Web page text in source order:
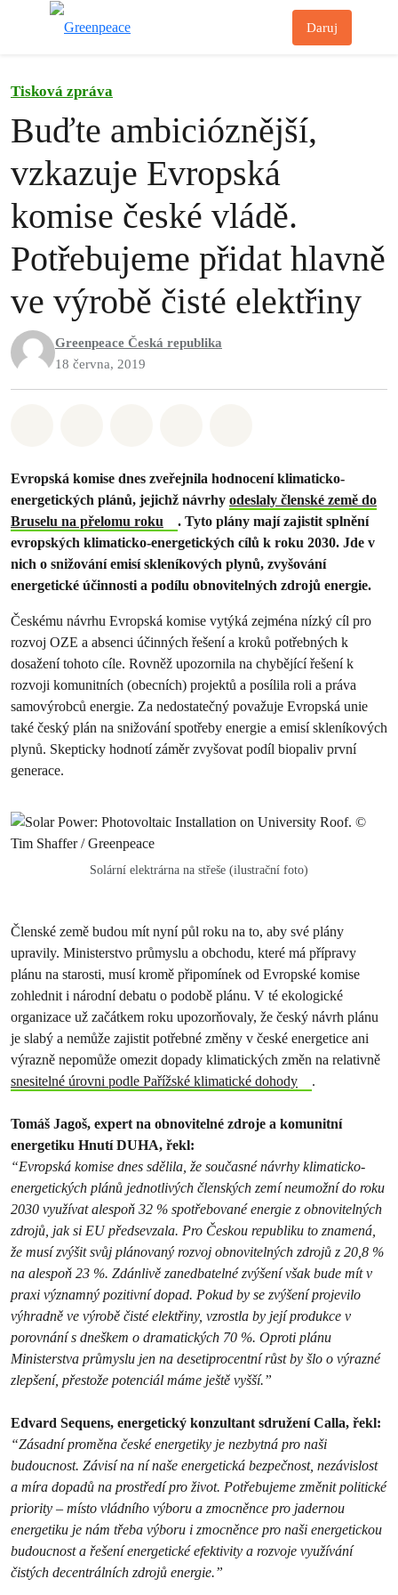
Daruj
Tisková zpráva
Buďte ambicióznější,
vzkazuje Evropská
komise české vládě.
Potřebujeme přidat hlavně
ve výrobě čisté elektřiny
Greenpeace Česká republika
18 června, 2019
Evropská komise dnes zveřejnila hodnocení klimaticko-
energetických plánů, jejichž návrhy odeslaly členské země do
Bruselu na přelomu roku
. Tyto plány mají zajistit splnění
evropských klimaticko-energetických cílů k roku 2030. Jde v
nich o snižování emisí skleníkových plynů, zvyšování
energetické účinnosti a podílu obnovitelných zdrojů energie.
Českému návrhu Evropská komise vytýká zejména nízký cíl pro
rozvoj OZE a absenci účinných řešení a kroků potřebných k
dosažení tohoto cíle. Rovněž upozornila na chybějící řešení k
rozvoji komunitních (obecních) projektů a posílila roli a práva
samovýrobců energie. Za nedostatečný považuje Evropská unie
také český plán na snižování spotřeby energie a emisí skleníkových
plynů. Skepticky hodnotí záměr zvyšovat podíl biopaliv první
generace.
Solární elektrárna na střeše (ilustrační foto)
Členské země budou mít nyní půl roku na to, aby své plány
upravily. Ministerstvo průmyslu a obchodu, které má přípravy
plánu na starosti, musí kromě připomínek od Evropské komise
zohlednit i národní debatu o podobě plánu. V té ekologické
organizace už začátkem roku upozorňovaly, že český návrh plánu
je slabý a nemůže zajistit potřebné změny v české energetice ani
výrazně nepomůže omezit dopady klimatických změn na relativně
snesitelné úrovni podle Pařížské klimatické dohody
.
Tomáš Jagoš, expert na obnovitelné zdroje a komunitní
energetiku Hnutí DUHA, řekl:
“Evropská komise dnes sdělila, že současné návrhy klimaticko-
energetických plánů jednotlivých členských zemí neumožní do roku
2030 využívat alespoň 32 % spotřebované energie z obnovitelných
zdrojů, jak si EU předsevzala. Pro Českou republiku to znamená,
že musí zvýšit svůj plánovaný rozvoj obnovitelných zdrojů z 20,8 %
na alespoň 23 %. Zdánlivě zanedbatelné zvýšení však bude mít v
praxi významný pozitivní dopad. Pokud by se zvýšení projevilo
výhradně ve výrobě čisté elektřiny, vzrostla by její produkce v
porovnání s dneškem o dramatických 70 %. Oproti plánu
Ministerstva průmyslu jen na desetiprocentní růst by šlo o výrazné
zlepšení, přestože potenciál máme ještě vyšší.”
Edvard Sequens, energetický konzultant sdružení Calla, řekl:
“Zásadní proměna české energetiky je nezbytná pro naši
budoucnost. Závisí na ní naše energetická bezpečnost, nezávislost
a míra dopadů na prostředí pro život. Potřebujeme změnit politické
priority – místo vládního výboru a zmocněnce pro jadernou
energetiku je nám třeba výboru i zmocněnce pro naši energetickou
budoucnost a řešení energetické efektivity a rozvoje využívání
čistých decentrálních zdrojů energie.”